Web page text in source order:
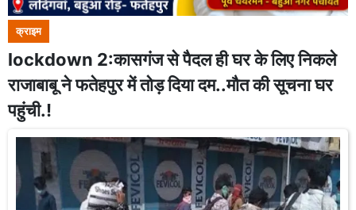
क्राइम
lockdown 2:कासगंज से पैदल ही घर के लिए निकले
राजाबाबू ने फतेहपुर में तोड़ दिया दम..मौत की सूचना घर
पहुंची.!